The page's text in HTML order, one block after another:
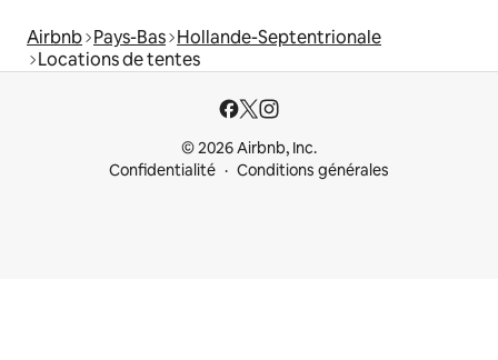
Airbnb Pays-Bas Hollande-Septentrionale
Locations de tentes
© 2026 Airbnb, Inc.
Confidentialité
Conditions générales